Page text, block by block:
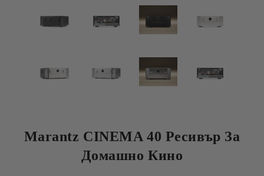
Marantz CINEMA 40 Ресивър За
Домашно Кино